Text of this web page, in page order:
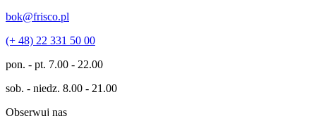
bok@frisco.pl
(+ 48) 22 331 50 00
pon. - pt. 7.00 - 22.00
sob. - niedz. 8.00 - 21.00
Obserwuj nas